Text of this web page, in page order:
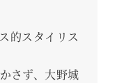
的スタイリス
さず、大野城